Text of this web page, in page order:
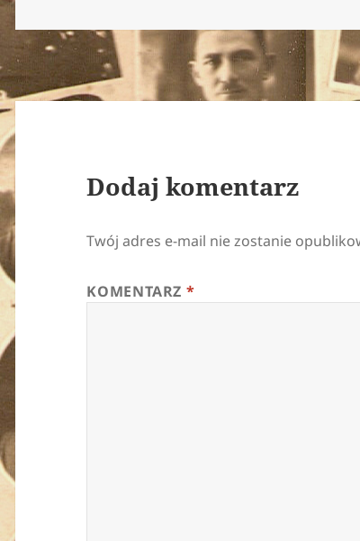
Dodaj komentarz
Twój adres e-mail nie zostanie
KOMENTARZ *